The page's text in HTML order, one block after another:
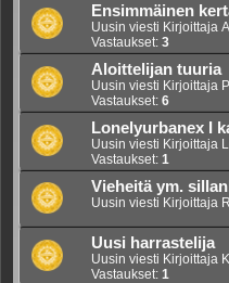
Ensimmäinen
Uusin viesti Kirjoittaja
Vastaukset: 3
Aloittelijan tuuria
Uusin viesti Kirjoittaja
Vastaukset: 6
Lonelyurbanex I
Uusin viesti Kirjoittaja
Vastaukset: 1
Vieheitä ym.
Uusin viesti Kirjoittaja
Uusi harrastelija
Uusin viesti Kirjoittaja
Vastaukset: 1